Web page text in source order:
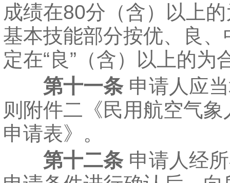
成绩在80分（含）以上
基本技能部分按优、良、
定在“良”（含）以上的为
第十一条申请人应
则附件二《民用航空气象
申请表》。
第十二条申请人经